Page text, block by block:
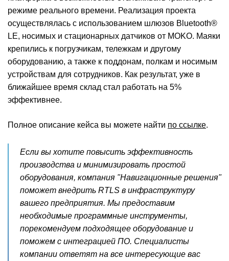
режиме реального времени. Реализация проекта
осуществлялась с использованием шлюзов Bluetooth®
LE, носимых и стационарных датчиков от MOKO. Маяки
крепились к погрузчикам, тележкам и другому
оборудованию, а также к поддонам, полкам и носимым
устройствам для сотрудников. Как результат, уже в
ближайшее время склад стал работать на 5%
эффективнее.
Полное описание кейса вы можете найти по ссылке.
Если вы хотите повысить эффективность
производства и минимизировать простой
оборудования, компания "Навигационные решения"
поможет внедрить RTLS в инфраструктуру
вашего предприятия. Мы предоставим
необходимые программные инструменты,
порекомендуем подходящее оборудование и
поможем с интеграцией ПО. Специалисты
компании ответят на все интересующие вас